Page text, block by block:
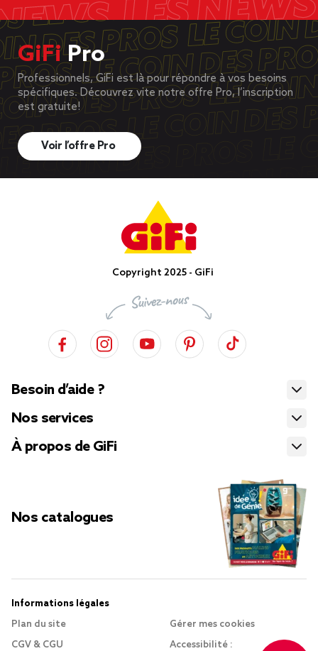
GiFiPro
Professionnels, GiFi est là pour répondre à vos besoins
spécifiques. Découvrez vite notre offre Pro, l’inscription
est gratuite!
Voir l’offre Pro
Copyright 2025 - GiFi
Besoin d’aide ?
Nos services
À propos de GiFi
Nos catalogues
Informations légales
Plan du site
CGV & CGU
Gérer mes cookies
Accessibilité :